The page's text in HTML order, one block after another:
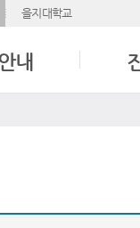
을지대학교
내